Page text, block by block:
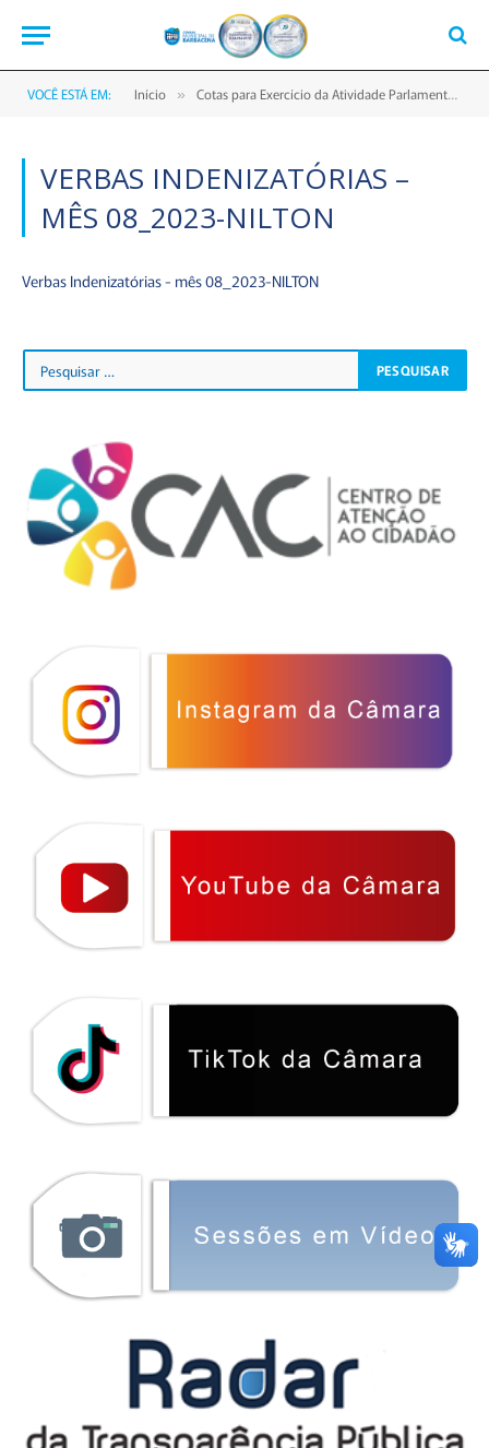
VOCÊ ESTÁ EM: Início » Cotas para Exercício da Atividade Parlamentar
VERBAS INDENIZATÓRIAS –
MÊS 08_2023-NILTON
Verbas Indenizatórias - mês 08_2023-NILTON